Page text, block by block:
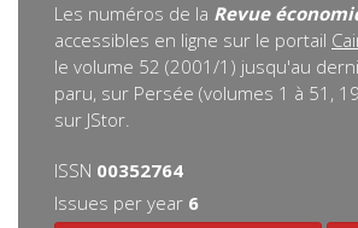
Les numéros de la Revue
accessibles en ligne sur le portail
le volume 52 (2001/1) jusqu'au
paru, sur Persée (volumes 1 à 51,
sur JStor.
ISSN 00352764
Issues per year 6